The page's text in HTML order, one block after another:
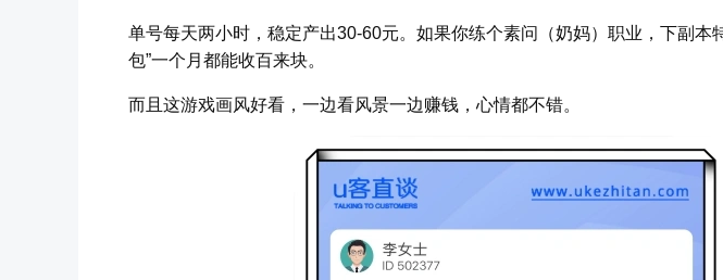
单号每天两小时，稳定产出30-60元。如果你练个素问（奶妈）职业，下副本
包”一个月都能收百来块。
而且这游戏画风好看，一边看风景一边赚钱，心情都不错。